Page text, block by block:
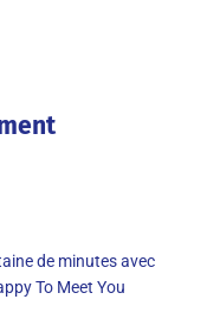
de minutes avec
To Meet You